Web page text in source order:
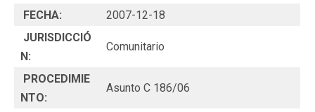
FECHA:
2007-12-18
JURISDICCIÓ
N:
Comunitario
PROCEDIMIE
NTO:
Asunto C 186/06